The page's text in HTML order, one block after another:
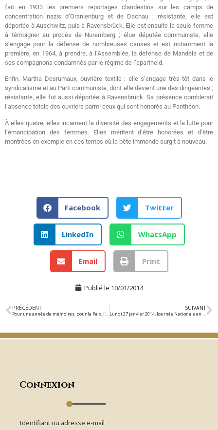
fait en 1933 les premiers reportages clandestins sur les camps de
concentration nazis d’Oranienburg et de Dachau ; résistante, elle est
déportée à Auschwitz, puis à Ravensbrück. Elle est ensuite la seule femme
à témoigner au procès de Nuremberg ; élue députée communiste, elle
s’engage pour la défense de nombreuses causes et est notamment la
première, en 1964, à prendre, à l’Assemblée, la défense de Mandela et de
ses compagnons condamnés par le régime de l’apartheid.
Enfin, Martha Desrumaux, ouvrière textile : elle s’engage très tôt dans le
syndicalisme et au Parti communiste, dont elle devient une des dirigeantes ;
résistante, elle fut aussi déportée à Ravensbrück. Sa présence comblerait
l’absence totale des ouvriers parmi ceux qui sont honorés au Panthéon.
À elles quatre, elles incarnent la diversité des engagements et la lutte pour
l’émancipation des femmes. Elles méritent d’être honorées et d’être
montrées en exemple en ces temps où la bête immonde surgit à nouveau.
Facebook Twitter
LinkedIn WhatsApp
Email Print
Publié le 10/01/2014
PRÉCÉDENT
Pour une année de mémoires, pour la Paix, l’entente et la solidarité entre les peuples faisons de 2014 une année de progrès de la démocratie..
SUIVANT
Lundi 27 janvier 2014. Journée Nationale en mémoire des victimes de l’Holocauste et des crimes contre l’humanité
Connexion
Identifiant ou adresse e-mail